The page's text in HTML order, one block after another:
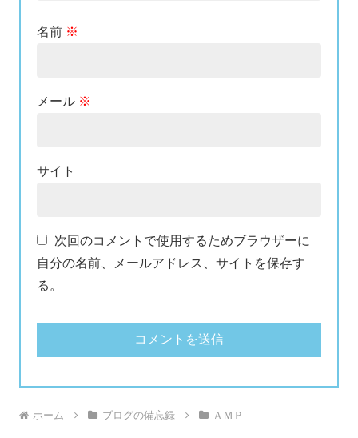
名前 ※
メール ※
サイト
次回のコメントで使用するためブラウザーに
自分の名前、メールアドレス、サイトを保存す
る。
ホーム ブログの備忘録 ＡＭＰ